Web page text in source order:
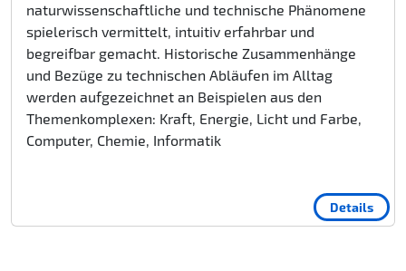
naturwissenschaftliche und technische Phänomene
spielerisch vermittelt, intuitiv erfahrbar und
begreifbar gemacht. Historische Zusammenhänge
und Bezüge zu technischen Abläufen im Alltag
werden aufgezeichnet an Beispielen aus den
Themenkomplexen: Kraft, Energie, Licht und Farbe,
Computer, Chemie, Informatik
Details